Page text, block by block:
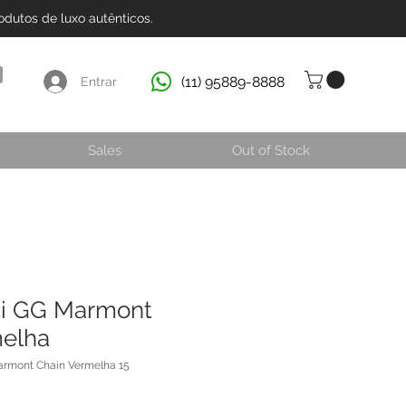
de luxo autênticos.
Entrar (11) 95889-8888
Sales Out of Stock
GG Marmont
Chain Vermelha 15